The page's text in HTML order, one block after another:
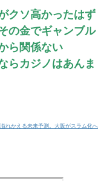
クソ高かったはず
の金でギャンブル
ら関係ない
らカジノはあんま
れかえる未来予測。大阪がスラム化へ